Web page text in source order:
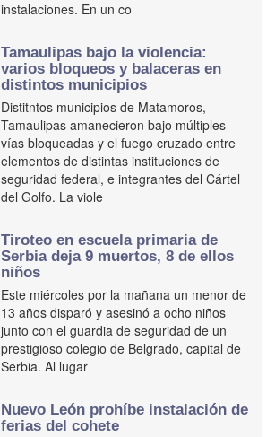
instalaciones. En un co
Tamaulipas bajo la violencia:
varios bloqueos y balaceras en
distintos municipios
Distitntos municipios de Matamoros,
Tamaulipas amanecieron bajo múltiples
vías bloqueadas y el fuego cruzado entre
elementos de distintas instituciones de
seguridad federal, e integrantes del Cártel
del Golfo. La viole
Tiroteo en escuela primaria de
Serbia deja 9 muertos, 8 de ellos
niños
Este miércoles por la mañana un menor de
13 años disparó y asesinó a ocho niños
junto con el guardia de seguridad de un
prestigioso colegio de Belgrado, capital de
Serbia. Al lugar
Nuevo León prohíbe instalación de
ferias del cohete